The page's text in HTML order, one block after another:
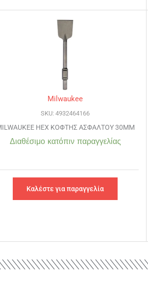
Milwaukee
SKU: 4932464166
HEX ΚΟΦΤΗΣ ΑΣΦΑΛΤΟΥ 30MM
Διαθέσιμο κατόπιν παραγγελίας
Καλέστε για παραγγελία